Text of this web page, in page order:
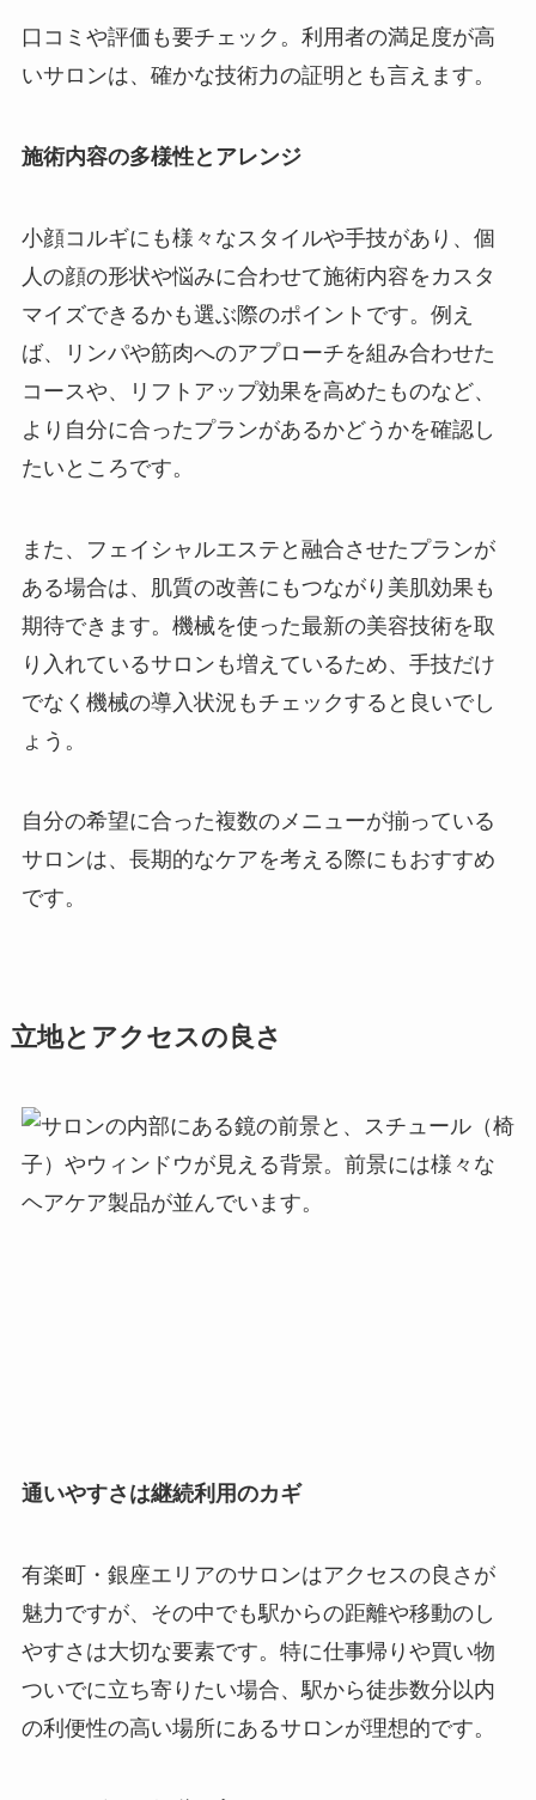
口コミや評価も要チェック。利用者の満足度が高
いサロンは、確かな技術力の証明とも言えます。
施術内容の多様性とアレンジ
小顔コルギにも様々なスタイルや手技があり、個
人の顔の形状や悩みに合わせて施術内容をカスタ
マイズできるかも選ぶ際のポイントです。例え
ば、リンパや筋肉へのアプローチを組み合わせた
コースや、リフトアップ効果を高めたものなど、
より自分に合ったプランがあるかどうかを確認し
たいところです。
また、フェイシャルエステと融合させたプランが
ある場合は、肌質の改善にもつながり美肌効果も
期待できます。機械を使った最新の美容技術を取
り入れているサロンも増えているため、手技だけ
でなく機械の導入状況もチェックすると良いでし
ょう。
自分の希望に合った複数のメニューが揃っている
サロンは、長期的なケアを考える際にもおすすめ
です。
立地とアクセスの良さ
通いやすさは継続利用のカギ
有楽町・銀座エリアのサロンはアクセスの良さが
魅力ですが、その中でも駅からの距離や移動のし
やすさは大切な要素です。特に仕事帰りや買い物
ついでに立ち寄りたい場合、駅から徒歩数分以内
の利便性の高い場所にあるサロンが理想的です。